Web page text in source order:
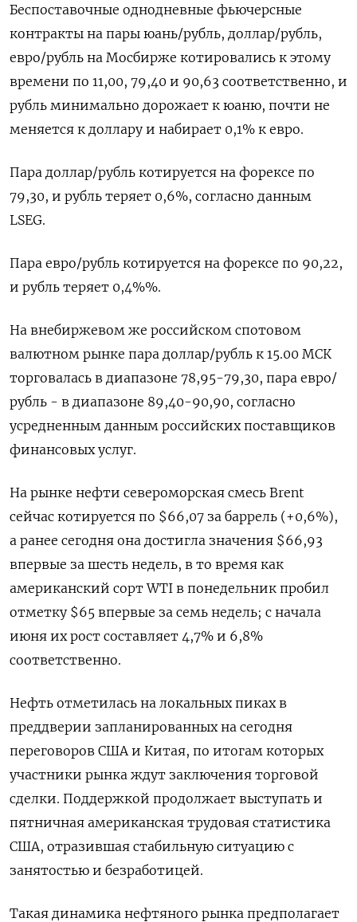
Беспоставочные однодневные фьючерсные
контракты на пары юань/рубль, доллар/рубль,
евро/рубль на Мосбирже котировались к этому
времени по 11,00, 79,40 и 90,63 соответственно, и
рубль минимально дорожает к юаню, почти не
меняется к доллару и набирает 0,1% к евро.
Пара доллар/рубль котируется на форексе по
79,30, и рубль теряет 0,6%, согласно данным
LSEG.
Пара евро/рубль котируется на форексе по 90,22,
и рубль теряет 0,4%%.
На внебиржевом же российском спотовом
валютном рынке пара доллар/рубль к 15.00 МСК
торговалась в диапазоне 78,95-79,30, пара евро/
рубль - в диапазоне 89,40-90,90, согласно
усредненным данным российских поставщиков
финансовых услуг.
На рынке нефти североморская смесь Brent
сейчас котируется по $66,07 за баррель (+0,6%),
а ранее сегодня она достигла значения $66,93
впервые за шесть недель, в то время как
американский сорт WTI в понедельник пробил
отметку $65 впервые за семь недель; с начала
июня их рост составляет 4,7% и 6,8%
соответственно.
Нефть отметилась на локальных пиках в
преддверии запланированных на сегодня
переговоров США и Китая, по итогам которых
участники рынка ждут заключения торговой
сделки. Поддержкой продолжает выступать и
пятничная американская трудовая статистика
США, отразившая стабильную ситуацию с
занятостью и безработицей.
Такая динамика нефтяного рынка предполагает